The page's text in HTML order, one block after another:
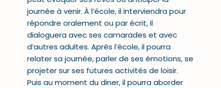
journée à venir. À l’école, il interviendra pour
répondre oralement ou par écrit, il
dialoguera avec ses camarades et avec
d’autres adultes. Après l’école, il pourra
relater sa journée, parler de ses émotions, se
projeter sur ses futures activités de loisir.
Puis au moment du diner, il pourra aborder